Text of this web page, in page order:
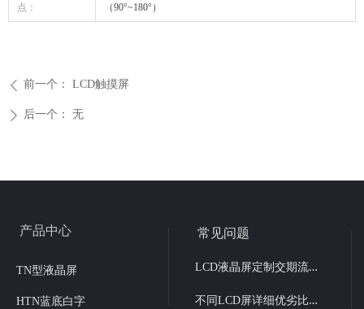
点：
（90°~180°）
ꄴ 前一个： LCD触摸屏
ꄲ 后一个： 无
常见问题
L
CD液晶屏定制交期流程
不
同LCD屏详细优劣比较
TN型液晶屏
HTN蓝底白字
产品中心